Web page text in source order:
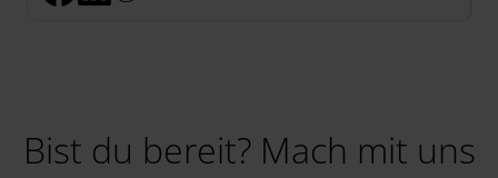
Bist du bereit? Mach mit uns